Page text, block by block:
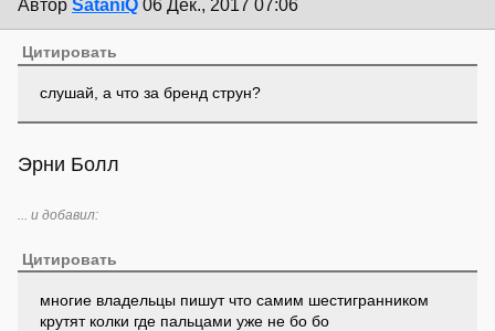
Автор SataniQ 06 Дек., 2017 07:06
Цитировать
слушай, а что за бренд струн?
Эрни Болл
... и добавил:
Цитировать
многие владельцы пишут что самим шестигранником
крутят колки где пальцами уже не бо бо